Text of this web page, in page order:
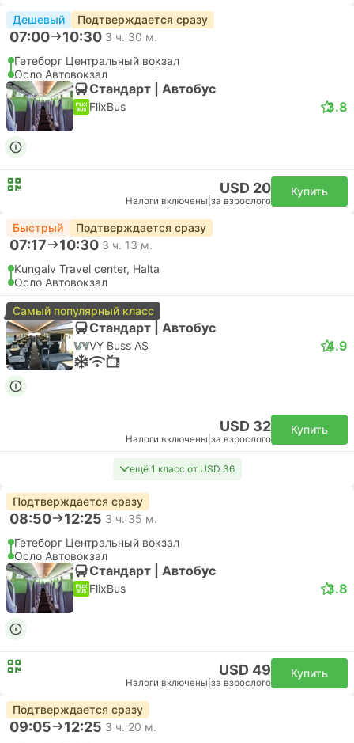
Дешевый Подтверждается сразу
07:00 10:30 3 ч. 30 м.
Гетеборг Центральный вокзал
Осло Автовокзал
Стандарт | Автобус
FlixBus 3.8
USD 20
Налоги включены за взрослого
Купить
Быстрый Подтверждается сразу
07:17 10:30 3 ч. 13 м.
Kungalv Travel center, Halta
Осло Автовокзал
Самый популярный класс
Стандарт | Автобус
VY Buss AS 4.9
USD 32
Налоги включены за взрослого
Купить
ещё 1 класс от USD 36
Подтверждается сразу
08:50 12:25 3 ч. 35 м.
Гетеборг Центральный вокзал
Осло Автовокзал
Стандарт | Автобус
FlixBus 3.8
USD 49
Налоги включены за взрослого
Купить
Подтверждается сразу
09:05 12:25 3 ч. 20 м.